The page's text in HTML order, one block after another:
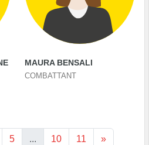
MAURA BENSALI
COMBATTANT
5 ... 10 11 »